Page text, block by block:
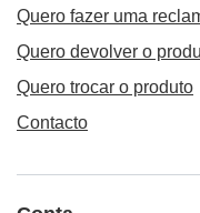
Quero fazer uma
Quero devolver o
Quero trocar o produto
Contacto